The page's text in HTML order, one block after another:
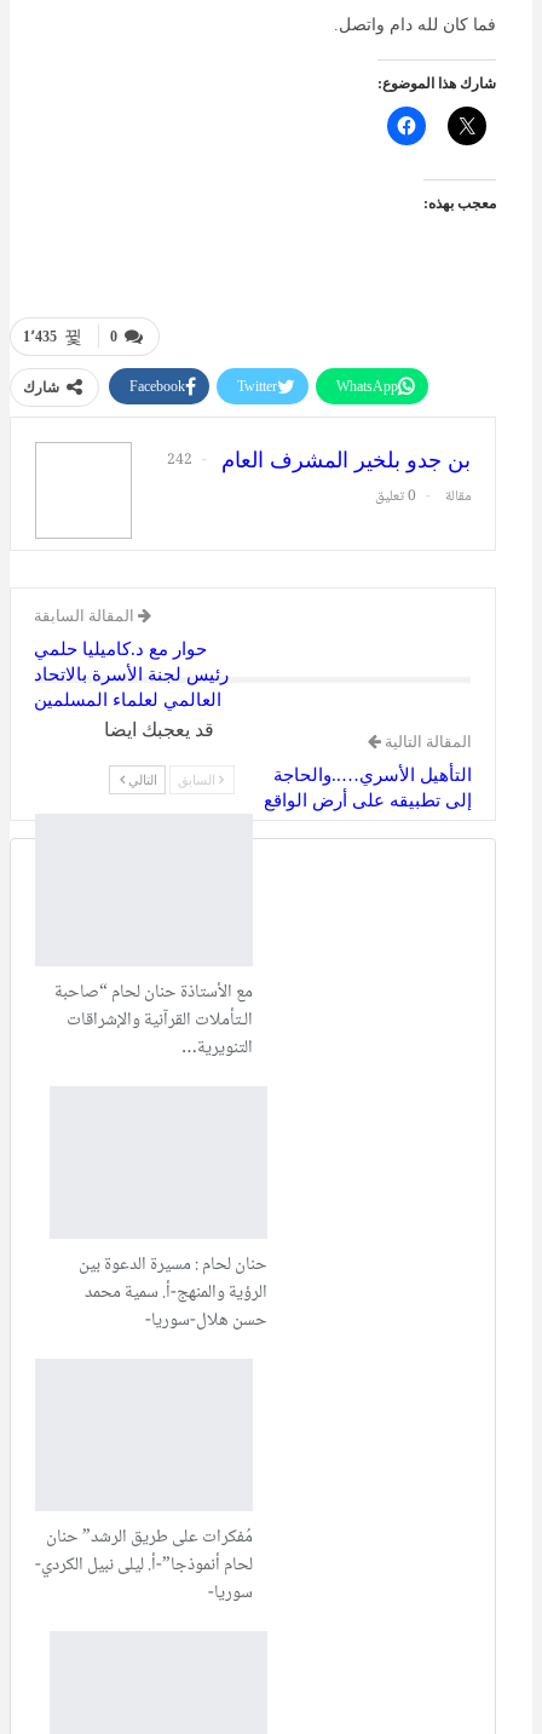
فما كان لله دام واتصل.
شارك هذا الموضوع:
معجب بهذه:
0 1٬435
شارك Facebook Twitter WhatsApp
بن جدو بلخير المشرف العام
242
مقالة
0 تعليق
المقالة السابقة
حوار مع د.كاميليا حلمي
رئيس لجنة الأسرة بالاتحاد
العالمي لعلماء المسلمين
المقالة التالية
التأهيل الأسري…..والحاجة
إلى تطبيقه على أرض الواقع
قد يعجبك ايضا
مع الأستاذة حنان لحام “صاحبة
الـتأملات القرآنية والإشراقات
التنويرية…
حنان لحام : مسيرة الدعوة بين
الرؤية والمنهج-أ. سمية محمد
حسن هلال-سوريا-
مُفكرات على طريق الرشد” حنان
لحام أنموذجا”-أ. ليلى نبيل الكردي-
سوريا-
السابق التالي